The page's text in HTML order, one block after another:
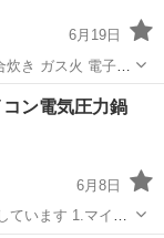
6月19日
き ガス火 電子レ
確認下さいませ。
土鍋
ン電気圧力鍋
6月8日
1.マイコ